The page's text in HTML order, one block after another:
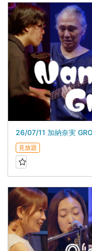
26/07/11 加納奈実
見放題